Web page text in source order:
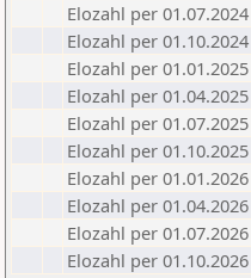
Elozahl per 01.07.2024
Elozahl per 01.10.2024
Elozahl per 01.01.2025
Elozahl per 01.04.2025
Elozahl per 01.07.2025
Elozahl per 01.10.2025
Elozahl per 01.01.2026
Elozahl per 01.04.2026
Elozahl per 01.07.2026
Elozahl per 01.10.2026